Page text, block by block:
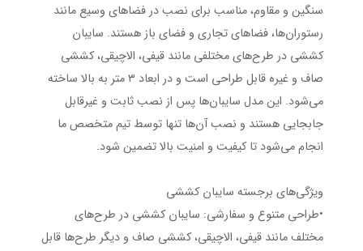
سنگین و مقاوم، مناسب برای نصب در فضاهای وسیع مانند
رستوران‌ها، فضاهای تجاری و فضای باز هستند. سایبان
کششی در طرح‌های مختلفی مانند قیفی، الاچیقی، کششی
صاف و غیره قابل طراحی است و در ابعاد ۳ متر به بالا ساخته
می‌شود. این مدل سایبان‌ها پس از نصب ثابت و غیرقابل
جابجایی هستند و نصب آن‌ها تنها توسط تیم متخصص ما
انجام می‌شود تا کیفیت و امنیت بالا تضمین شود.
ویژگی‌های برجسته سایبان کششی
•طراحی متنوع و سفارشی: سایبان کششی در طرح‌های
مختلف مانند قیفی، الاچیقی، کششی صاف و دیگر طرح‌ها قابل